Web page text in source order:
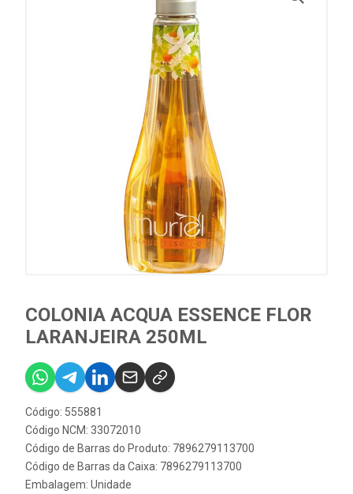
COLONIA ACQUA ESSENCE FLOR
LARANJEIRA 250ML
Código: 555881
Código NCM: 33072010
Código de Barras do Produto: 7896279113700
Código de Barras da Caixa: 7896279113700
Embalagem: Unidade